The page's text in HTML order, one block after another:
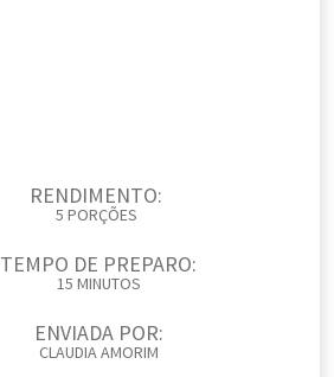
RENDIMENTO:
5 PORÇÕES
TEMPO DE PREPARO:
15 MINUTOS
ENVIADA POR:
CLAUDIA AMORIM